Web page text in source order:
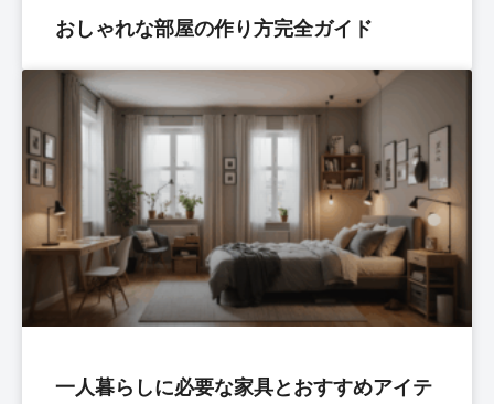
おしゃれな部屋の作り方完全ガイド
一人暮らしに必要な家具とおすすめアイテ